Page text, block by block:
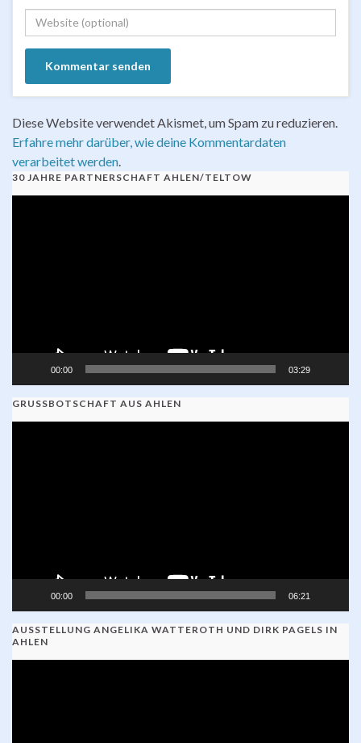
Diese Website verwendet Akismet, um Spam zu reduzieren.
Erfahre mehr darüber, wie deine Kommentardaten
verarbeitet werden
30 JAHRE PARTNERSCHAFT AHLEN/TELTOW
00:00 03:29
GRUSSBOTSCHAFT AUS AHLEN
00:00 06:21
AUSSTELLUNG ANGELIKA WATTEROTH UND DIRK PAGELS IN
AHLEN